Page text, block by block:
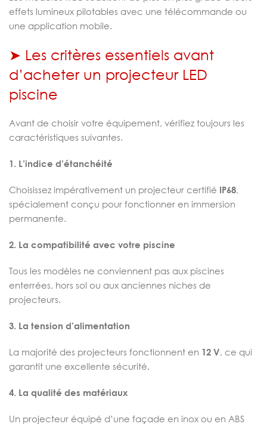
effets lumineux pilotables avec une télécommande ou
une application mobile.
➤ Les critères essentiels avant
d’acheter un projecteur LED
piscine
Avant de choisir votre équipement, vérifiez toujours les
caractéristiques suivantes.
1. L’indice d’étanchéité
Choisissez impérativement un projecteur certifié IP68,
spécialement conçu pour fonctionner en immersion
permanente.
2. La compatibilité avec votre piscine
Tous les modèles ne conviennent pas aux piscines
enterrées, hors sol ou aux anciennes niches de
projecteurs.
3. La tension d’alimentation
La majorité des projecteurs fonctionnent en 12 V, ce qui
garantit une excellente sécurité.
4. La qualité des matériaux
Un projecteur équipé d’une façade en inox ou en ABS